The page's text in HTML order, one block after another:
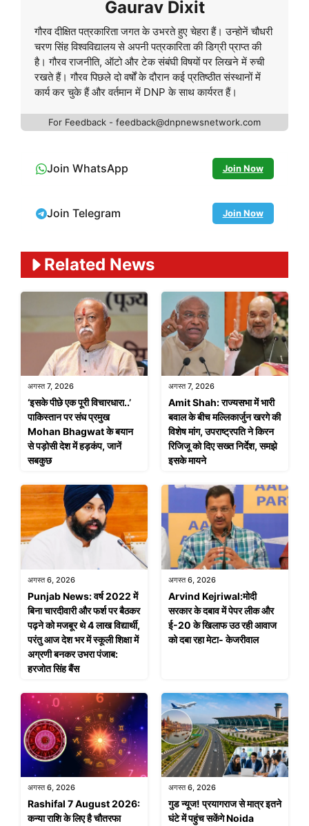
Gaurav Dixit
गौरव दीक्षित पत्रकारिता जगत के उभरते हुए चेहरा हैं। उन्होनें चौधरी
चरण सिंह विश्वविद्यालय से अपनी पत्रकारिता की डिग्री प्राप्त की
है। गौरव राजनीति, ऑटो और टेक संबंघी विषयों पर लिखने में रुची
रखते हैं। गौरव पिछले दो वर्षों के दौरान कई प्रतिष्ठीत संस्थानों में
कार्य कर चुके हैं और वर्तमान में DNP के साथ कार्यरत हैं।
For Feedback - feedback@dnpnewsnetwork.com
Join WhatsApp Join Now
Join Telegram Join Now
Related News
अगस्त 7, 2026
‘इसके पीछे एक पूरी विचारधारा..’
पाकिस्तान पर संघ प्रमुख
Mohan Bhagwat के बयान
से पड़ोसी देश में हड़कंप, जानें
सबकुछ
अगस्त 7, 2026
Amit Shah: राज्यसभा में भारी
बवाल के बीच मल्लिकार्जुन खरगे की
विशेष मांग, उपराष्ट्रपति ने किरन
रिजिजू को दिए सख्त निर्देश, समझे
इसके मायने
अगस्त 6, 2026
Punjab News: वर्ष 2022 में
बिना चारदीवारी और फर्श पर बैठकर
पढ़ने को मजबूर थे 4 लाख विद्यार्थी,
परंतु आज देश भर में स्कूली शिक्षा में
अग्रणी बनकर उभरा पंजाब:
हरजोत सिंह बैंस
अगस्त 6, 2026
Arvind Kejriwal:मोदी
सरकार के दबाव में पेपर लीक और
ई-20 के खिलाफ उठ रही आवाज
को दबा रहा मेटा- केजरीवाल
अगस्त 6, 2026
Rashifal 7 August 2026:
कन्या राशि के लिए है चौतरफा
अगस्त 6, 2026
गुड न्यूज! प्रयागराज से मात्र इतने
घंटे में पहुंच सकेंगे Noida